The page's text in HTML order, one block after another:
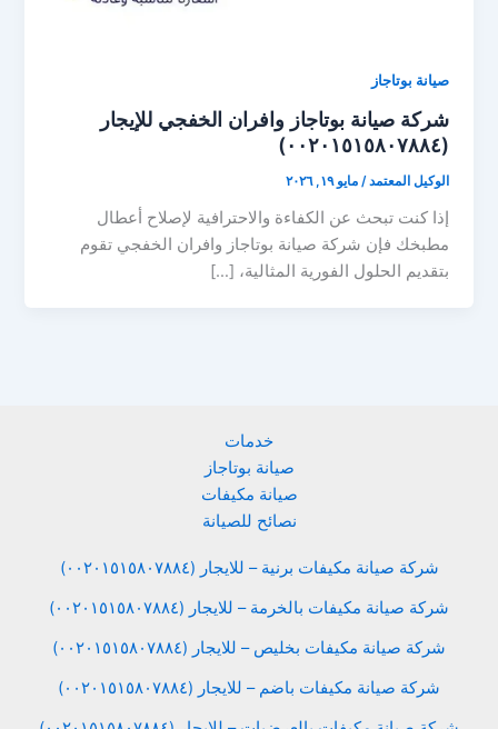
صيانة بوتاجاز
شركة صيانة بوتاجاز وافران الخفجي للإيجار
(٠٠٢٠١٥١٥٨٠٧٨٨٤)
الوكيل المعتمد/مايو ١٩, ٢٠٢٦
إذا كنت تبحث عن الكفاءة والاحترافية لإصلاح أعطال
مطبخك فإن شركة صيانة بوتاجاز وافران الخفجي تقوم
بتقديم الحلول الفورية المثالية، […]
خدمات
صيانة بوتاجاز
صيانة مكيفات
نصائح للصيانة
شركة صيانة مكيفات برنية – للايجار (٠٠٢٠١٥١٥٨٠٧٨٨٤)
شركة صيانة مكيفات بالخرمة – للايجار (٠٠٢٠١٥١٥٨٠٧٨٨٤)
شركة صيانة مكيفات بخليص – للايجار (٠٠٢٠١٥١٥٨٠٧٨٨٤)
شركة صيانة مكيفات باضم – للايجار (٠٠٢٠١٥١٥٨٠٧٨٨٤)